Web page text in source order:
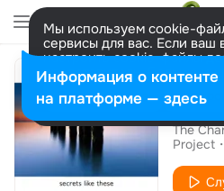
Мы используем cookie-
сервисы для вас. Если ваш
настроить cookie-файлы
представитель. Больше
Разрешить все
Альбом
The
Project
Информация о контенте
на платформе — здесь